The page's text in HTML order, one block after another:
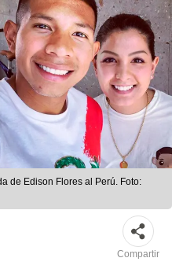
de Edison Flores al Perú. Foto:
Compartir